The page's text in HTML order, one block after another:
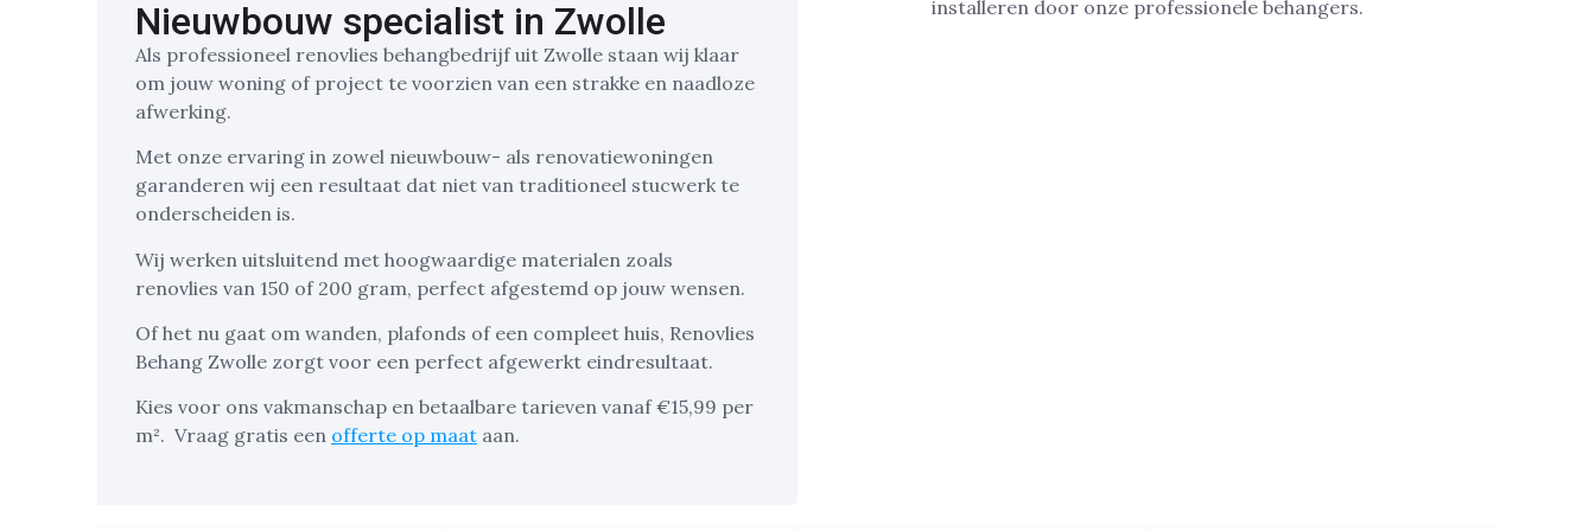
Nieuwbouw specialist in Zwolle
Als professioneel renovlies behangbedrijf uit Zwolle staan wij klaar
om jouw woning of project te voorzien van een strakke en naadloze
afwerking.
Met onze ervaring in zowel nieuwbouw- als renovatiewoningen
garanderen wij een resultaat dat niet van traditioneel stucwerk te
onderscheiden is.
Wij werken uitsluitend met hoogwaardige materialen zoals
renovlies van 150 of 200 gram, perfect afgestemd op jouw wensen.
Of het nu gaat om wanden, plafonds of een compleet huis, Renovlies
Behang Zwolle zorgt voor een perfect afgewerkt eindresultaat.
Kies voor ons vakmanschap en betaalbare tarieven vanaf €15,99 per
m². Vraag gratis een offerte op maat aan.